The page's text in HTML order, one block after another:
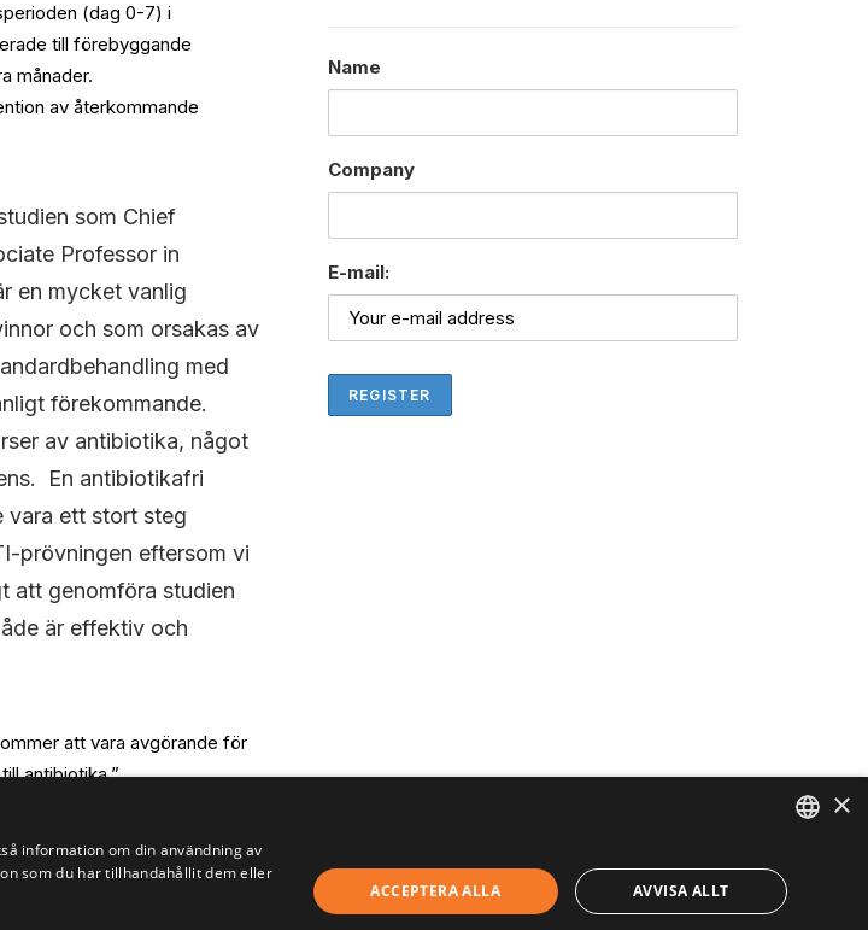
(dag 0-7) i
till förebyggande
månader.
av återkommande
som Chief
Professor in
en mycket vanlig
och som orsakas av
med
förekommande.
av antibiotika, något
En antibiotikafri
vara ett stort steg
prövningen eftersom vi
att genomföra studien
är effektiv och
att vara avgörande för
antibiotika.”
kriterier – tunn vit homogen
och ”fiskliknande” lukt.
Name
Company
E-mail:
ENGLISH
SVENSKA
×
information om din användning av
som du har tillhandahållit dem eller
ACCEPTERA ALLA AVVISA ALLT